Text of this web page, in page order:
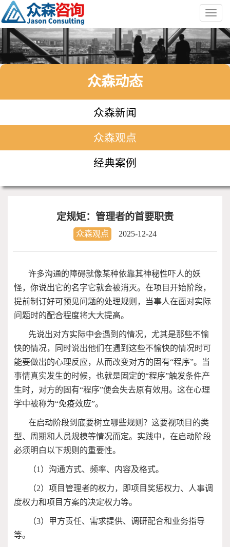
众森动态
众森新闻
众森观点
经典案例
定规矩：管理者的首要职责
众森观点 2025-12-24
许多沟通的障碍就像某种依靠其神秘性吓人的妖
怪，你说出它的名字它就会被消灭。在项目开始阶段，
提前制订好可预见问题的处理规则，当事人在面对实际
问题时的配合程度将大大提高。
先说出对方实际中会遇到的情况，尤其是那些不愉
快的情况，同时说出他们在遇到这些不愉快的情况时可
能要做出的心理反应，从而改变对方的固有“程序”。当
事情真实发生的时候，也就是固定的“程序”触发条件产
生时，对方的固有“程序”便会失去原有效用。这在心理
学中被称为“免疫效应”。
在启动阶段到底要树立哪些规则？这要视项目的类
型、周期和人员规模等情况而定。实践中，在启动阶段
必须明白以下规则的重要性。
（1）沟通方式、频率、内容及格式。
（2）项目管理者的权力，即项目奖惩权力、人事调
度权力和项目方案的决定权力等。
（3）甲方责任、需求提供、调研配合和业务指导
等。